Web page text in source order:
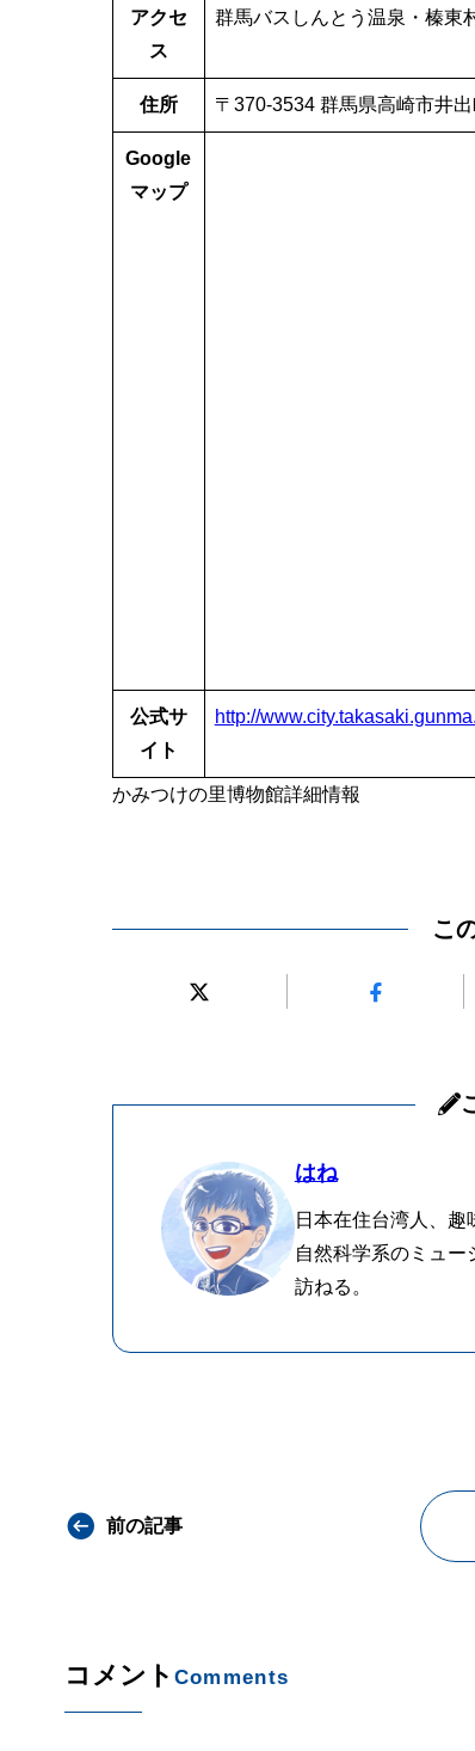
アクセ
ス
群馬バスしんとう温泉・榛東
住所 〒370-3534 群馬県高崎市井
Google
マップ
公式サ
イト
http://
かみつけの里博物館詳細情報
こ
はね
日本在住台湾人、趣
自然科学系のミュー
訪ねる。
前の記事
コメント Comments